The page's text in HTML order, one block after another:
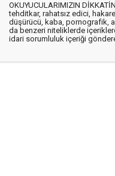
OKUYUCULARIMIZIN
tehditkar, rahatsız edici,
düşürücü, kaba, pornografik,
da benzeri niteliklerde
idari sorumluluk içeriği